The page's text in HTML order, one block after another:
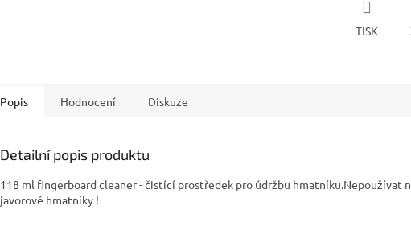
TISK
Popis Hodnocení Diskuze
Detailní popis produktu
118 ml fingerboard cleaner - čistící prostředek pro údržbu hmatníku.Nepoužívat
javorové hmatníky !